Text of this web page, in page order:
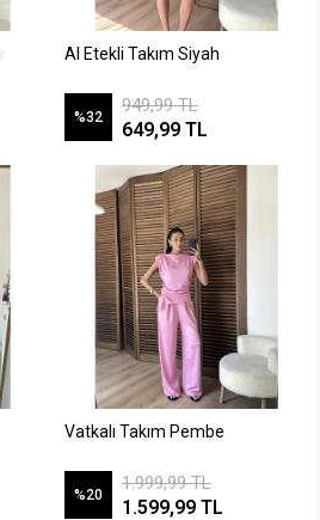
Al Etekli Takım Siyah
%32
949,99 TL
649,99 TL
Vatkalı Takım Pembe
%20
1.999,99 TL
1.599,99 TL